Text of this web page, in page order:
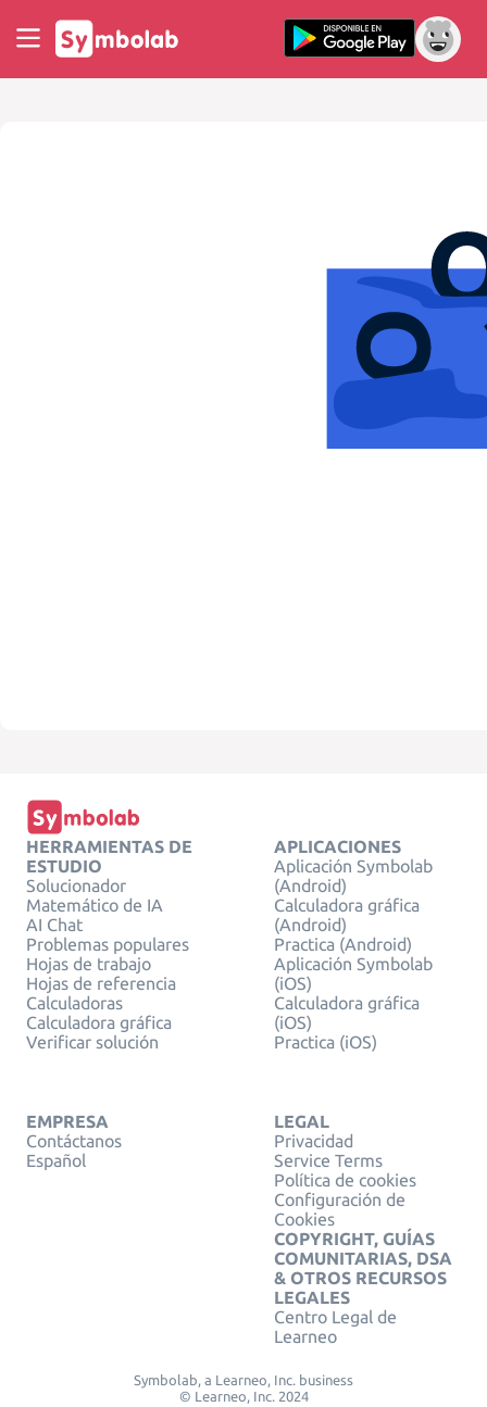
HERRAMIENTAS DE
ESTUDIO
Solucionador
Matemático de IA
AI Chat
Problemas populares
Hojas de trabajo
Hojas de referencia
Calculadoras
Calculadora gráfica
Verificar solución
APLICACIONES
Aplicación Symbolab
(Android)
Calculadora gráfica
(Android)
Practica (Android)
Aplicación Symbolab
(iOS)
Calculadora gráfica
(iOS)
Practica (iOS)
EMPRESA
Contáctanos
Español
LEGAL
Privacidad
Service Terms
Política de cookies
Configuración de
Cookies
COPYRIGHT, GUÍAS
COMUNITARIAS, DSA
& OTROS RECURSOS
LEGALES
Centro Legal de
Learneo
Symbolab, a Learneo, Inc. business
© Learneo, Inc. 2024